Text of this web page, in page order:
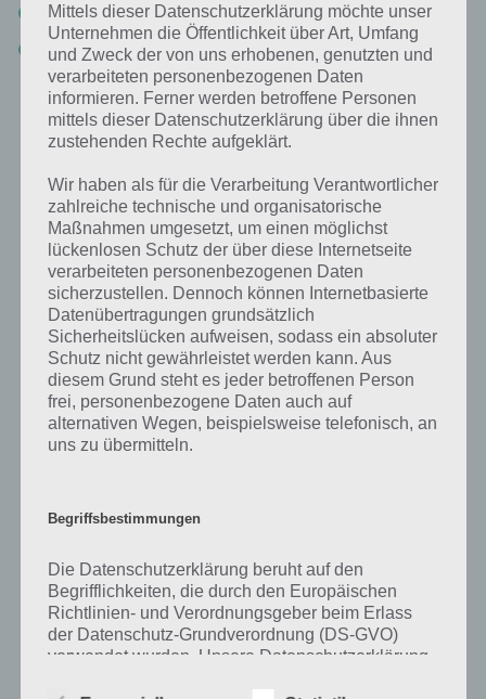
Frauen
Badekappe
Weitere Aufgaben und Rätsel im gleichen
Level
Ebenfalls im gleichen Level wie “Bild: Wassergymnastik” befinden
sich “Dafür bezahlt man lieber jemanden, als es selber zu tun
Das macht man im Flugzeug“. Klicke einfach auf den Sachverhalt,
um zur 94% Lösung zu gelangen.
Auf WhatsApp teilen Teilen auf Facebook
Tweet auf Twitter
Mehr Artikel hier auf Touchportal
Mittels dieser Datenschutzerklärung möchte unser
Unternehmen die Öffentlichkeit über Art, Umfang
und Zweck der von uns erhobenen, genutzten und
verarbeiteten personenbezogenen Daten
informieren. Ferner werden betroffene Personen
mittels dieser Datenschutzerklärung über die ihnen
zustehenden Rechte aufgeklärt.
Wir haben als für die Verarbeitung Verantwortlicher
zahlreiche technische und organisatorische
Maßnahmen umgesetzt, um einen möglichst
lückenlosen Schutz der über diese Internetseite
verarbeiteten personenbezogenen Daten
sicherzustellen. Dennoch können Internetbasierte
Datenübertragungen grundsätzlich
Sicherheitslücken aufweisen, sodass ein absoluter
Schutz nicht gewährleistet werden kann. Aus
diesem Grund steht es jeder betroffenen Person
frei, personenbezogene Daten auch auf
alternativen Wegen, beispielsweise telefonisch, an
uns zu übermitteln.
Begriffsbestimmungen
Die Datenschutzerklärung beruht auf den
Begrifflichkeiten, die durch den Europäischen
Richtlinien- und Verordnungsgeber beim Erlass
der Datenschutz-Grundverordnung (DS-GVO)
verwendet wurden. Unsere Datenschutzerklärung